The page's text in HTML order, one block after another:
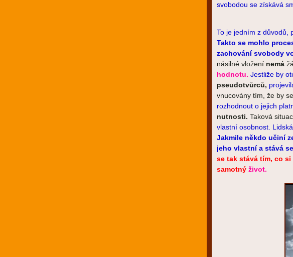
svobodou se získává
To je jedním z důvodů,
Takto se mohlo
zachování svobody
násilné vložení nemá
hodnotu. Jestliže by
pseudotvůrců,
vnucovány tím, že by
rozhodnout o jejich
nutnosti. Taková
vlastní osobnost.
Jakmile někdo učiní
jeho vlastní a stává
se tak stává tím, co si
samotný život.